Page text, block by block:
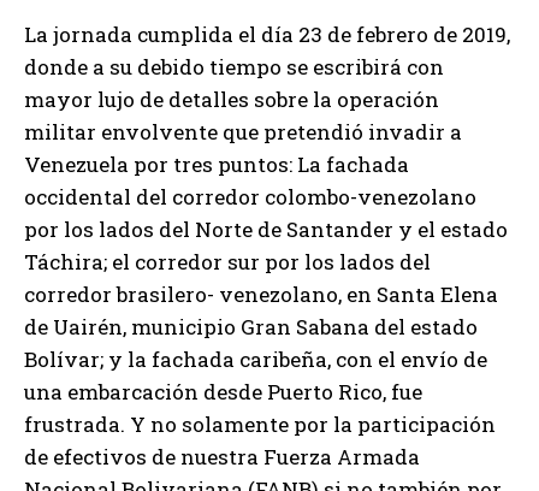
La jornada cumplida el día 23 de febrero de 2019,
donde a su debido tiempo se escribirá con
mayor lujo de detalles sobre la operación
militar envolvente que pretendió invadir a
Venezuela por tres puntos: La fachada
occidental del corredor colombo-venezolano
por los lados del Norte de Santander y el estado
Táchira; el corredor sur por los lados del
corredor brasilero- venezolano, en Santa Elena
de Uairén, municipio Gran Sabana del estado
Bolívar; y la fachada caribeña, con el envío de
una embarcación desde Puerto Rico, fue
frustrada. Y no solamente por la participación
de efectivos de nuestra Fuerza Armada